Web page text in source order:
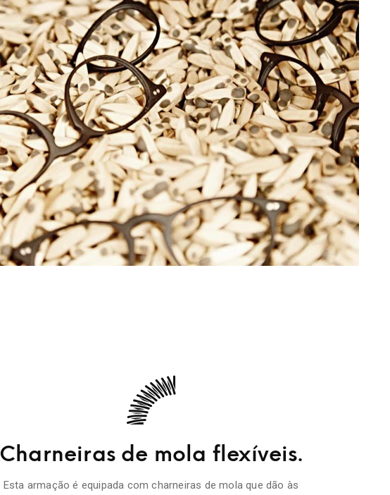
Charneiras de mola flexíveis.
Esta armação é equipada com charneiras de mola que dão às